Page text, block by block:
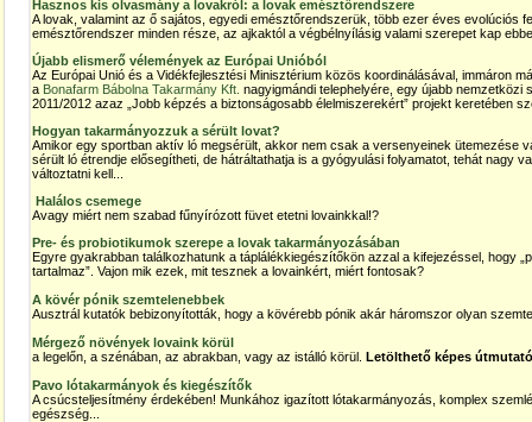
Hasznos kis olvasmány a lovakról: a lovak emésztőrendszere
A lovak, valamint az ő sajátos, egyedi emésztőrendszerük, több ezer éves evolúciós
emésztőrendszer minden része, az ajkaktól a végbélnyílásig valami szerepet kap
Újabb elismerő vélemények az Európai Unióból
Az Európai Unió és a Vidékfejlesztési Minisztérium közös koordinálásával, immáron
a Bonafarm Bábolna Takarmány Kft. nagyigmándi telephelyére, egy újabb
2011/2012 azaz „Jobb képzés a biztonságosabb élelmiszerekért” projekt keretében
Hogyan takarmányozzuk a sérült lovat?
Amikor egy sportban aktív ló megsérült, akkor nem csak a versenyeinek ütemezése
sérült ló étrendje elősegítheti, de hátráltathatja is a gyógyulási folyamatot, tehát nagy
változtatni kell...
Halálos csemege
Avagy miért nem szabad fűnyírózott füvet etetni lovainkkal!?
Pre- és probiotikumok szerepe a lovak takarmányozásában
Egyre gyakrabban találkozhatunk a táplálékkiegészítőkön azzal a kifejezéssel, hogy
tartalmaz”. Vajon mik ezek, mit tesznek a lovainkért, miért fontosak?
A kövér pónik szemtelenebbek
Ausztrál kutatók bebizonyították, hogy a kövérebb pónik akár háromszor olyan
Mérgező növények lovaink körül
a legelőn, a szénában, az abrakban, vagy az istálló körül. Letölthető képes
Pavo lótakarmányok és kiegészítők
A csúcsteljesítmény érdekében! Munkához igazított lótakarmányozás, komplex
egészség...